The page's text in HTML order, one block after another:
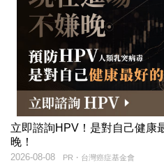
立即諮詢HPV！是對自己健康
晚！
PR・台灣癌症基金會
2026-08-08